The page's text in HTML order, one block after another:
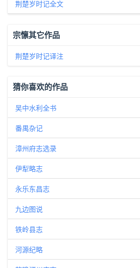
荆楚岁时记全文
宗懔其它作品
荆楚岁时记译注
猜你喜欢的作品
吴中水利全书
番禺杂记
漳州府志选录
伊犁略志
永乐东昌志
九边图说
铁岭县志
河源纪略